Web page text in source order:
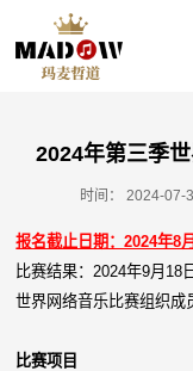
2024年第三季
时间： 2024-07-
报名截止日期：2024年8
比赛结果：2024年9月18日
世界网络音乐比赛组织成
比赛项目